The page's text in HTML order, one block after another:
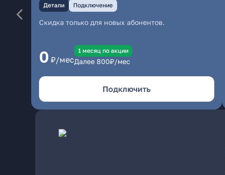
Детали Подключение
Скидка только для новых абонентов.
0 ₽/мес
1 месяц по акции
Далее 800₽/мес
Подключить